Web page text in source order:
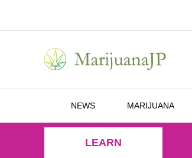
NEWS MARIJUANA
LEARN